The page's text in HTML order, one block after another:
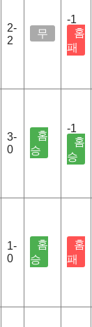
2-
2
무
-1
홈
패
3-
0
홈
승
-1
홈
승
1-
0
홈
승
홈
패